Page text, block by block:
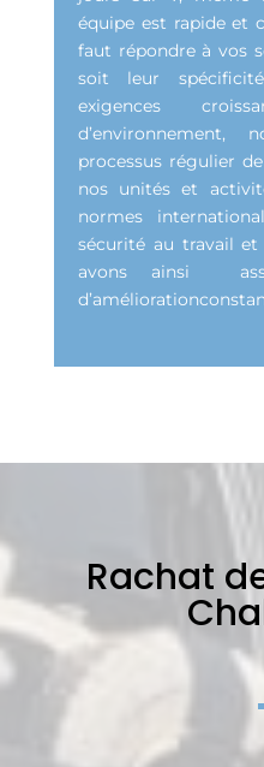
équipe est rapide et
faut répondre à vos
soit leur
exigences
d’environnement,
processus régulier
nos unités et
normes
sécurité au travail et
avons ainsi
Rachat